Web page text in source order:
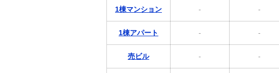
1棟マンション - -
1棟アパート - -
売ビル - -